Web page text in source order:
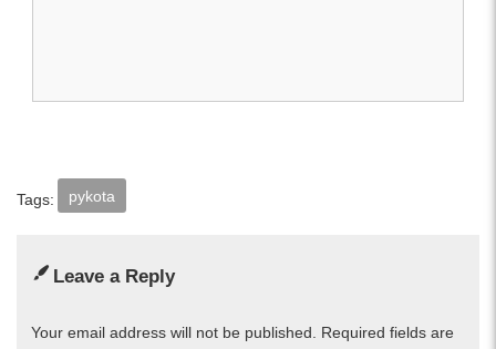
Tags: pykota
Leave a Reply
Your email address will not be published.
Required fields are